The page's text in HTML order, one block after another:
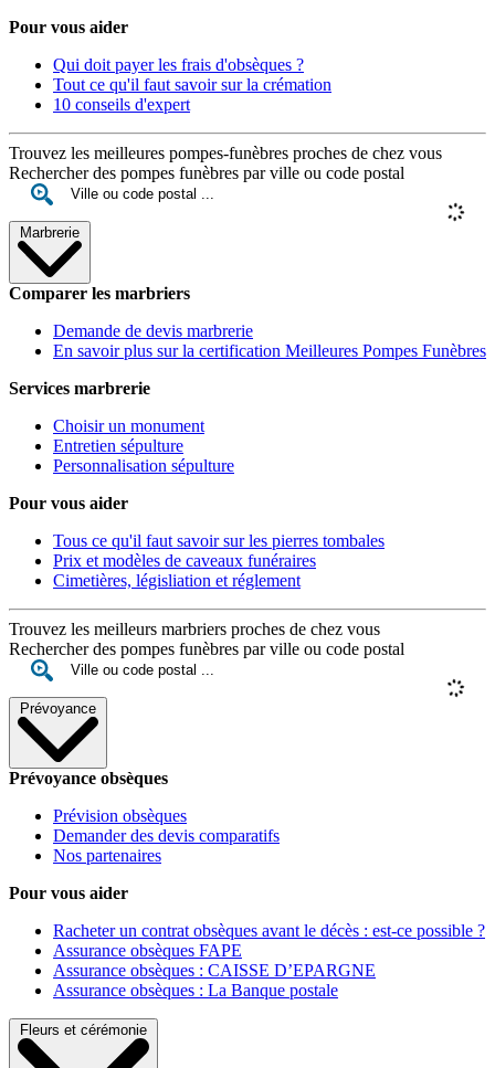
Pour vous aider
Qui doit payer les frais d'obsèques ?
Tout ce qu'il faut savoir sur la crémation
10 conseils d'expert
Trouvez les meilleures pompes-funèbres proches de chez vous
Rechercher des pompes funèbres par ville ou code postal
Marbrerie
Comparer les marbriers
Demande de devis marbrerie
En savoir plus sur la certification Meilleures Pompes Funèbres
Services marbrerie
Choisir un monument
Entretien sépulture
Personnalisation sépulture
Pour vous aider
Tous ce qu'il faut savoir sur les pierres tombales
Prix et modèles de caveaux funéraires
Cimetières, législiation et réglement
Trouvez les meilleurs marbriers proches de chez vous
Rechercher des pompes funèbres par ville ou code postal
Prévoyance
Prévoyance obsèques
Prévision obsèques
Demander des devis comparatifs
Nos partenaires
Pour vous aider
Racheter un contrat obsèques avant le décès : est-ce possible ?
Assurance obsèques FAPE
Assurance obsèques : CAISSE D’EPARGNE
Assurance obsèques : La Banque postale
Fleurs et cérémonie